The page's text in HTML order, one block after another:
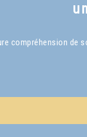
compréhension de